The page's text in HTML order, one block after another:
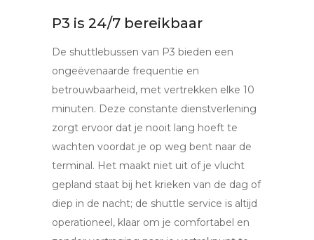
P3 is 24/7 bereikbaar
De shuttlebussen van P3 bieden een
ongeëvenaarde frequentie en
betrouwbaarheid, met vertrekken elke 10
minuten. Deze constante dienstverlening
zorgt ervoor dat je nooit lang hoeft te
wachten voordat je op weg bent naar de
terminal. Het maakt niet uit of je vlucht
gepland staat bij het krieken van de dag of
diep in de nacht; de shuttle service is altijd
operationeel, klaar om je comfortabel en